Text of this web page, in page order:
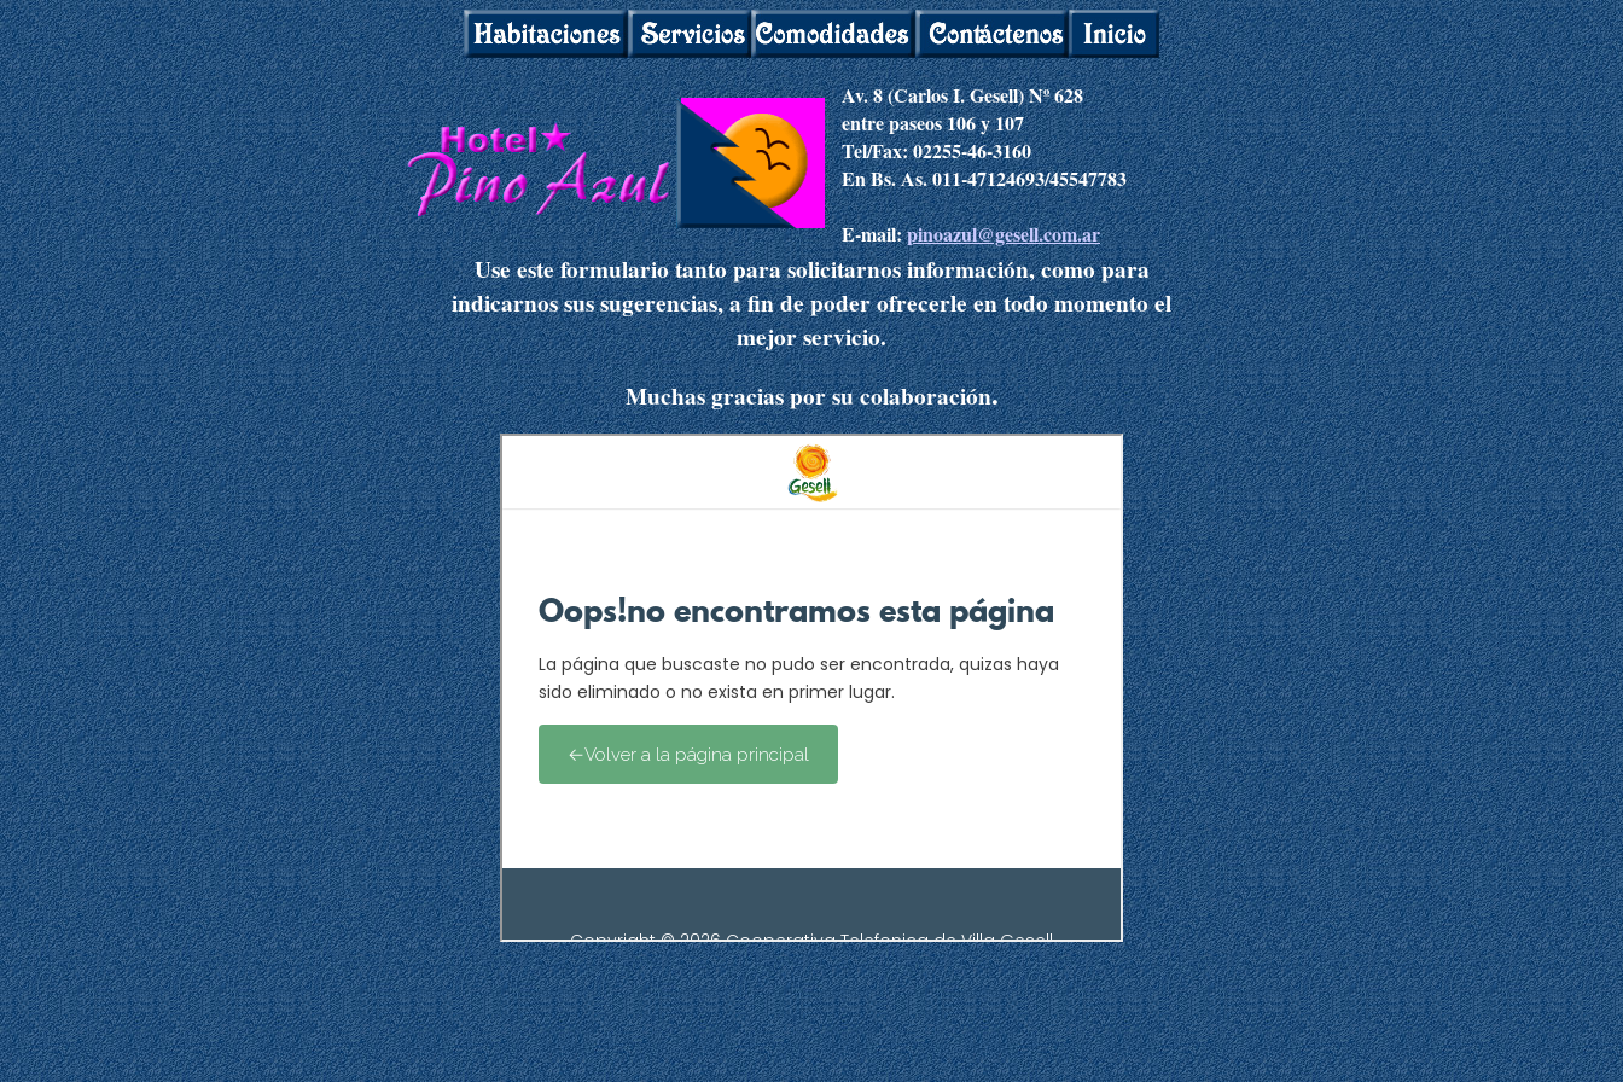
Av. 8 (Carlos I. Gesell) Nº 628
entre paseos 106 y 107
Tel/Fax: 02255-46-3160
En Bs. As. 011-47124693/45547783
E-mail:pinoazul@gesell.com.ar
Use este formulario tanto para solicitarnos información, como para
indicarnos sus sugerencias, a fin de poder ofrecerle en todo momento el
mejor servicio.
Muchas gracias por su colaboración.